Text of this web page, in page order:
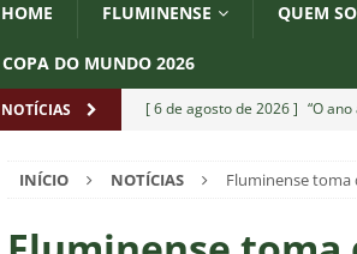
HOME FLUMINENSE QUEM
COPA DO MUNDO 2026
NOTÍCIAS [ 6 de agosto de 2026 ] “O
[ 6 de agosto de 2026 ]
INÍCIO NOTÍCIAS Fluminense